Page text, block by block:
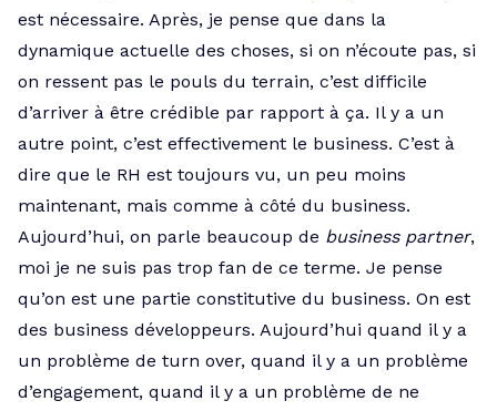
est nécessaire. Après, je pense que dans la
dynamique actuelle des choses, si on n’écoute pas, si
on ressent pas le pouls du terrain, c’est difficile
d’arriver à être crédible par rapport à ça. Il y a un
autre point, c’est effectivement le business. C’est à
dire que le RH est toujours vu, un peu moins
maintenant, mais comme à côté du business.
Aujourd’hui, on parle beaucoup de business partner,
moi je ne suis pas trop fan de ce terme. Je pense
qu’on est une partie constitutive du business. On est
des business développeurs. Aujourd’hui quand il y a
un problème de turn over, quand il y a un problème
d’engagement, quand il y a un problème de ne